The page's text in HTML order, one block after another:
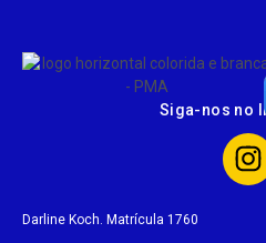
Siga-nos no
Darline Koch. Matrícula 1760